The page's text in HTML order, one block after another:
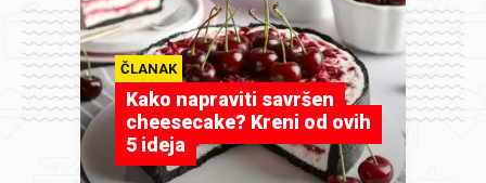
ČLANAK
Kako napraviti savršen
cheesecake? Kreni od ovih
5 ideja